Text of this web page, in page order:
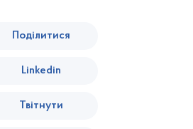
Поділитися
Linkedin
Твітнути